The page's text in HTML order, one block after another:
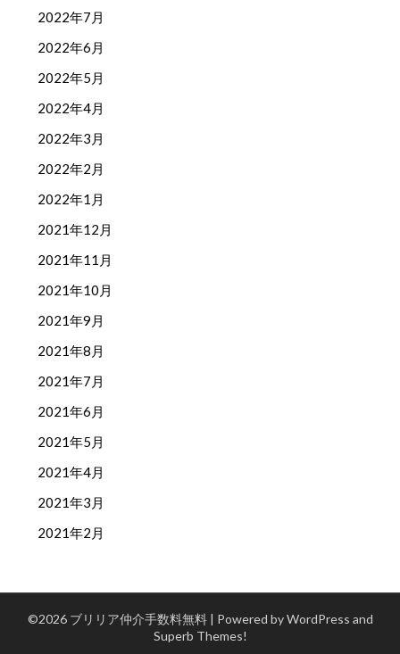
2022年7月
2022年6月
2022年5月
2022年4月
2022年3月
2022年2月
2022年1月
2021年12月
2021年11月
2021年10月
2021年9月
2021年8月
2021年7月
2021年6月
2021年5月
2021年4月
2021年3月
2021年2月
©2026 ブリリア仲介手数料無料 | Powered by WordPress and
Superb Themes!